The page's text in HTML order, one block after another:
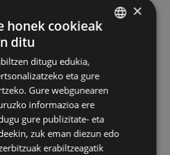
×
honek cookieak
ditu
ditugu edukia,
eta gure
Gure webgunearen
informazioa ere
gure publizitate- eta
zuk eman diezun edo
erabiltzeagatik